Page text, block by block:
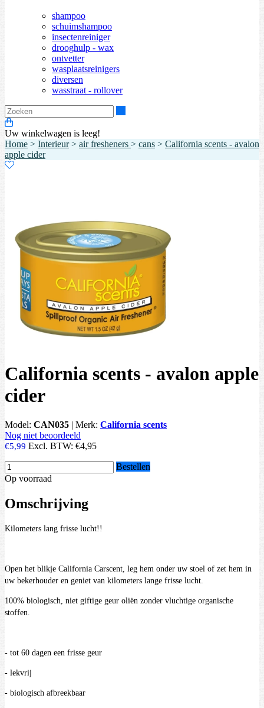
shampoo
schuimshampoo
insectenreiniger
drooghulp - wax
ontvetter
wasplaatsreinigers
diversen
wasstraat - rollover
Uw winkelwagen is leeg!
Home > Interieur> air fresheners > cans > California scents - avalon
apple cider
California scents - avalon apple
cider
Model: CAN035 | Merk: California scents
Nog niet beoordeeld
€5,99 Excl. BTW: €4,95
Bestellen
Op voorraad
Omschrijving
Kilometers lang frisse lucht!!
Open het blikje California Carscent, leg hem onder uw stoel of zet hem in
uw bekerhouder en geniet van kilometers lange frisse lucht.
100% biologisch, niet giftige geur oliën zonder vluchtige organische
stoffen.
- tot 60 dagen een frisse geur
- lekvrij
- biologisch afbreekbaar